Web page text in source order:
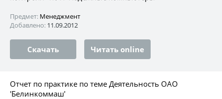
Предмет: Менеджмент
Добавлено: 11.09.2012
Скачать Читать online
Отчет по практике по теме Деятельность ОАО
'Белинкоммаш'